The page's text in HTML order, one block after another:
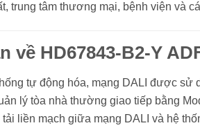
trung tâm thương mại, bệnh viện và
về HD67843-B2-Y
tự động hóa, mạng DALI được sử
lý tòa nhà thường giao tiếp bằng
liền mạch giữa mạng DALI và hệ